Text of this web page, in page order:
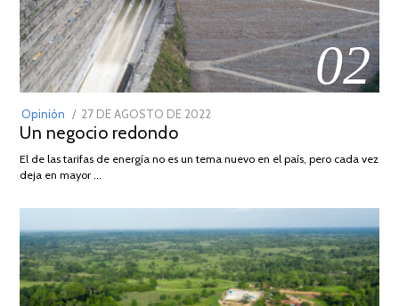
02
Opinión
POSTED
ON
27 DE AGOSTO DE 2022
DE
Un negocio redondo
El de las tarifas de energía no es un tema nuevo en el país, pero cada vez
deja en mayor …